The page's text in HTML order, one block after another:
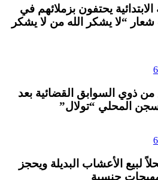
يحتفون بزملائهم في
“لا يشكر الله من لا يشكر
السوابق القضائية بعد
المحلي “تولال”
لبيع الأعشاب البديلة ويحجز
جنسية